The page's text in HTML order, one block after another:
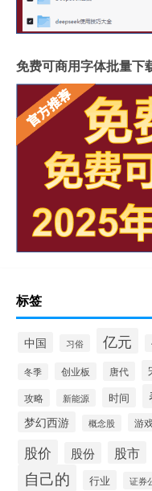
免费可商用字体批量下
标签
中国 习俗 亿元
冬季 创业板 唐代
攻略 新能源 时间
梦幻西游 概念股 游
股价 股份 股市
自己的 行业 证券